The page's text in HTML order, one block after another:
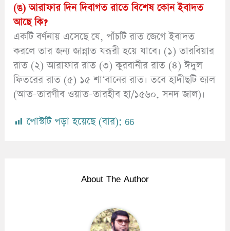
(ঙ) আরাফার দিন দিবাগত রাতে বিশেষ কোন ইবাদত
আছে কি?
একটি বর্ণনায় এসেছে যে, পাঁচটি রাত জেগে ইবাদত
করলে তার জন্য জান্নাত যরূরী হয়ে যাবে। (১) তারবিয়ার
রাত (২) আরাফার রাত (৩) কুরবানীর রাত (৪) ঈদুল
ফিতরের রাত (৫) ১৫ শা‘বানের রাত। তবে হাদীছটি জাল
(আত-তারগীব ওয়াত-তারহীব হা/১৫৬০, সনদ জাল)।
পোস্টটি পড়া হয়েছে (বার): 66
About The Author